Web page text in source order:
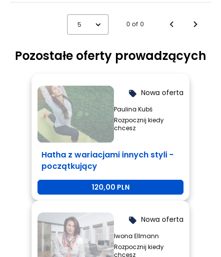
5 0 of 0
Pozostałe oferty prowadzących
local_offer Nowa oferta
Paulina Kubś
Rozpocznij kiedy
chcesz
Hatha z wariacjami innych styli -
początkujący
120,00 PLN
local_offer Nowa oferta
Iwona Ellmann
Rozpocznij kiedy
chcesz